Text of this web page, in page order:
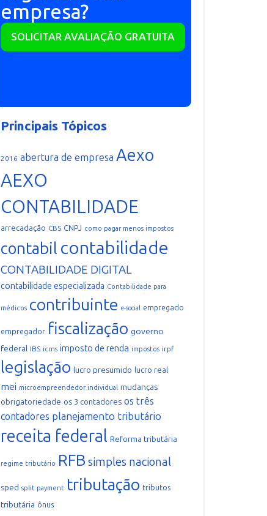
empresa?
SOLICITAR AVALIAÇÃO GRATUITA
Principais Tópicos
2016 abertura de empresa Aexo
AEXO
CONTABILIDADE
arrecadação CBS CNPJ como pagar menos impostos
contabil contabilidade
CONTABILIDADE DIGITAL
contabilidade especializada Contabilidade para
médicos contribuinte e-social empregado
empregador fiscalização governo
federal IBS icms imposto de renda impostos irpf
legislação lucro presumido lucro real
mei microempreendedor individual mudanças
obrigatoriedade os 3 contadores os três
contadores planejamento tributário
receita federal Reforma tributária
regime tributário RFB simples nacional
sped split payment tributação tributos
tributária ônus